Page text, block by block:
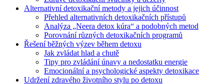
Alternativní detoxikační metody a jejich účinnost
Přehled alternativních detoxikačních přístupů
Analýza „Neera detox kúra“ a podobných metod
Porovnání různých detoxikačních programů
Řešení běžných výzev během detoxu
Jak zvládat hlad a chutě
Tipy pro zvládání únavy a nedostatku energie
Emocionální a psychologické aspekty detoxikace
Udržení zdravého životního stylu po detoxu